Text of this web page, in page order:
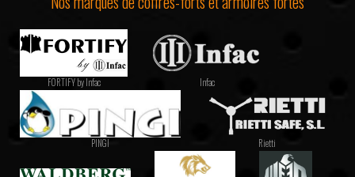
FORTIFY by Infac Infac
PINGI Rietti